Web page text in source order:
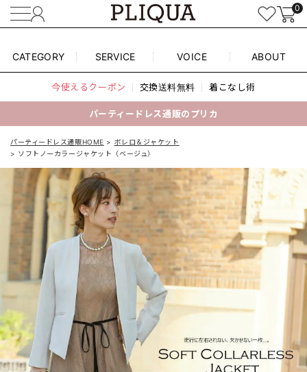
0
CATEGORY SERVICE VOICE ABOUT
今使えるクーポン 交換送料無料 着こなし術
パーティードレス通販のプリカ
パーティードレス通販HOME
ボレロ＆ジャケット
ソフトノーカラージャケット（ベージュ）